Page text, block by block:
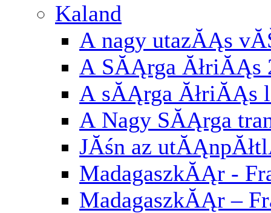
Kaland
A nagy utazĂĄs
A SĂĄrga ĂłriĂĄs
A sĂĄrga ĂłriĂĄs
A Nagy SĂĄrga
JĂśn az
MadagaszkĂĄr -
MadagaszkĂĄr –